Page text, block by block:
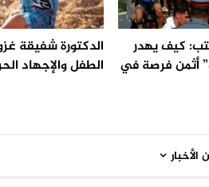
كيف يهدر
أثمن فرصة في
الدكتورة شفيقة
الطفل والإجهاد
الأخبار